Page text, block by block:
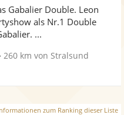
Fotos
5
Gabalier Double. Leon
als Nr.1 Double
...
260 km von Stralsund
zum Ranking dieser Liste